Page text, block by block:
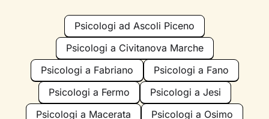
Psicologi ad Ascoli Piceno
Psicologi a Civitanova Marche
Psicologi a Fabriano
Psicologi a Fano
Psicologi a Fermo
Psicologi a Jesi
Psicologi a Macerata
Psicologi a Osimo